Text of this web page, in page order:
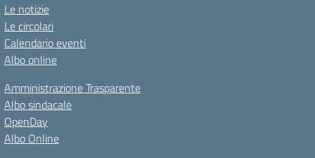
Le notizie
Le circolari
Calendario eventi
Albo online
Amministrazione Trasparente
Albo sindacale
OpenDay
Albo Online